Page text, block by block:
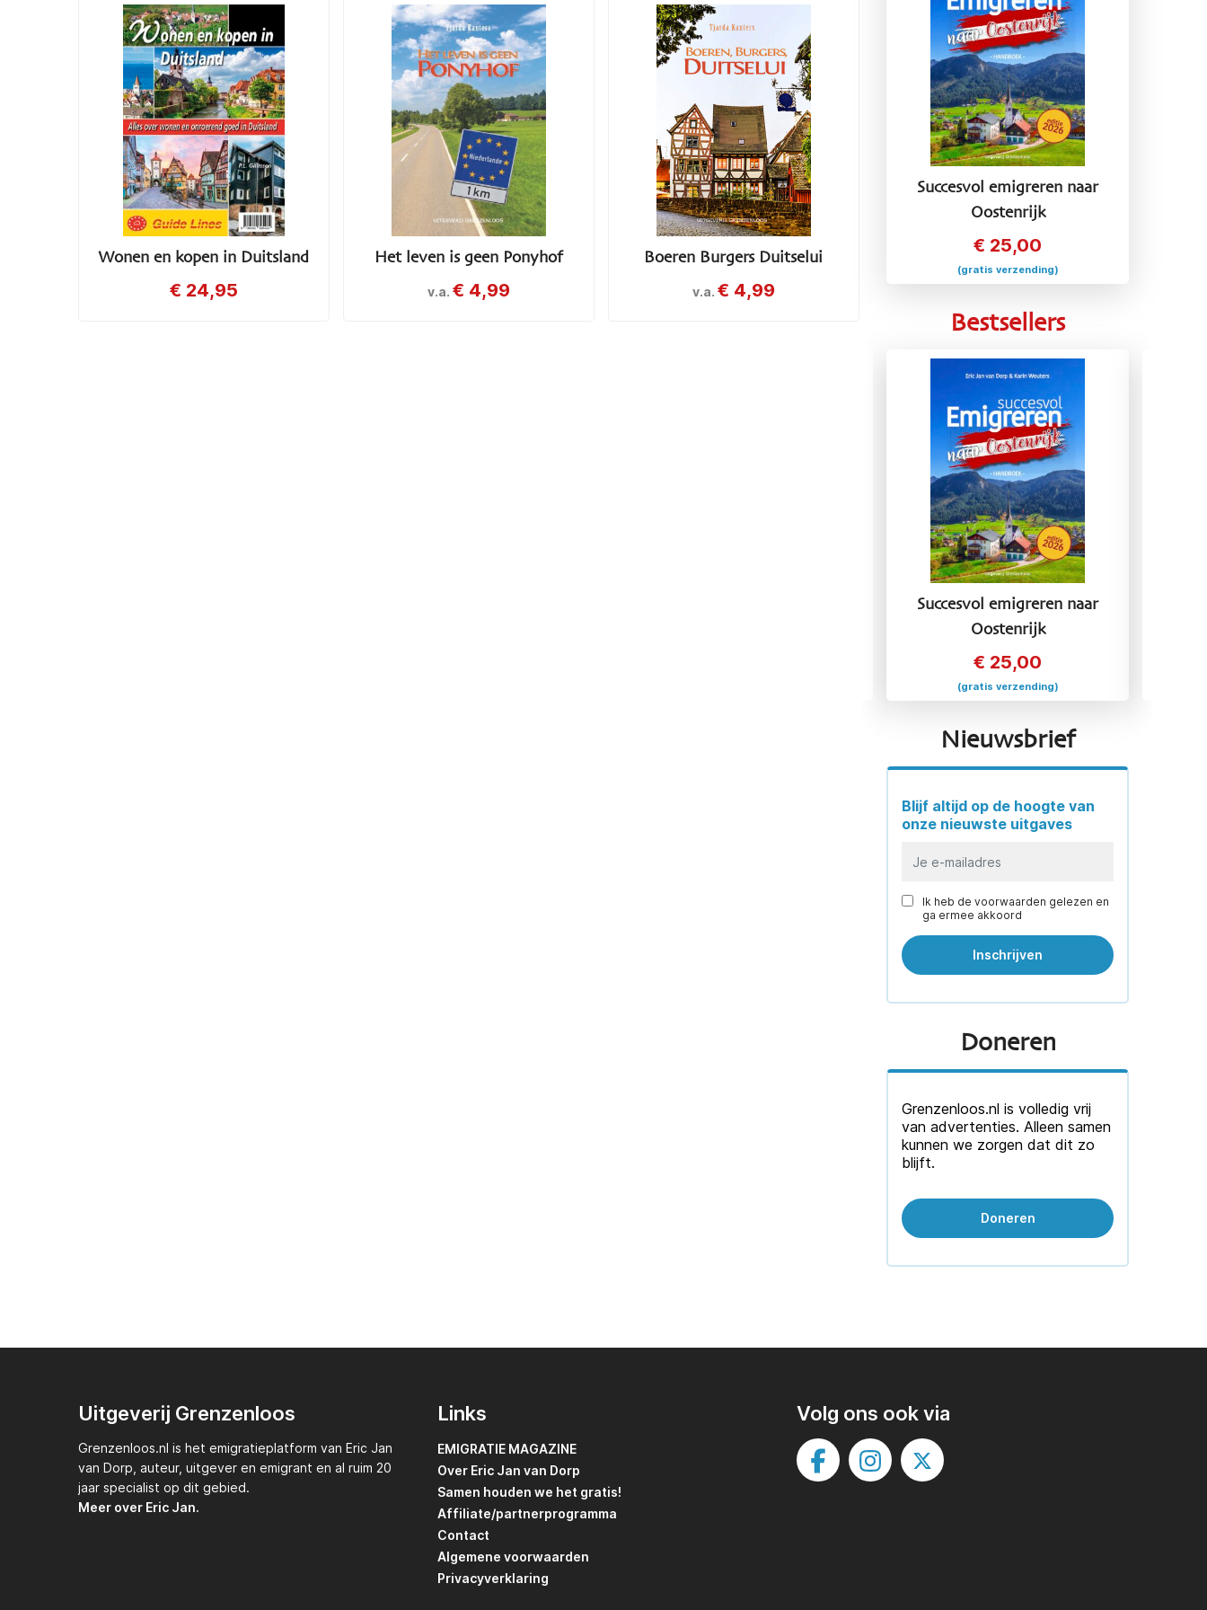
Wonen en kopen in Duitsland
€ 24,95
Het leven is geen Ponyhof
v.a. € 4,99
Boeren Burgers Duitselui
v.a. € 4,99
Succesvol emigreren naar
Oostenrijk
€ 25,00
(gratis verzending)
Bestsellers
Succesvol emigreren naar
Oostenrijk
€ 25,00
(gratis verzending)
Nieuwsbrief
Blijf altijd op de hoogte van
onze nieuwste uitgaves
Ik heb de voorwaarden gelezen en
ga ermee akkoord
Doneren
Grenzenloos.nl is volledig vrij
van advertenties. Alleen samen
kunnen we zorgen dat dit zo
blijft.
Doneren
Uitgeverij Grenzenloos
Grenzenloos.nl is het emigratieplatform van Eric Jan
van Dorp, auteur, uitgever en emigrant en al ruim 20
jaar specialist op dit gebied.
Meer over Eric Jan.
Links
EMIGRATIE MAGAZINE
Over Eric Jan van Dorp
Samen houden we het gratis!
Affiliate/partnerprogramma
Contact
Algemene voorwaarden
Privacyverklaring
Volg ons ook via